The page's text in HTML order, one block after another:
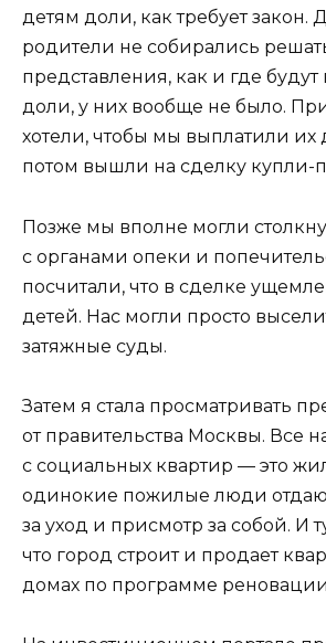
детям доли, как требует закон.
родители не собирались
представления, как и где
доли, у них вообще не было.
хотели, чтобы мы выплатили их
потом вышли на сделку купли-
Позже мы вполне могли
с органами опеки и
посчитали, что в сделке
детей. Нас могли просто
затяжные суды.
Затем я стала просматривать
от правительства Москвы. Все
с социальных квартир — это
одинокие пожилые люди
за уход и присмотр за собой. И
что город строит и продает
домах по программе